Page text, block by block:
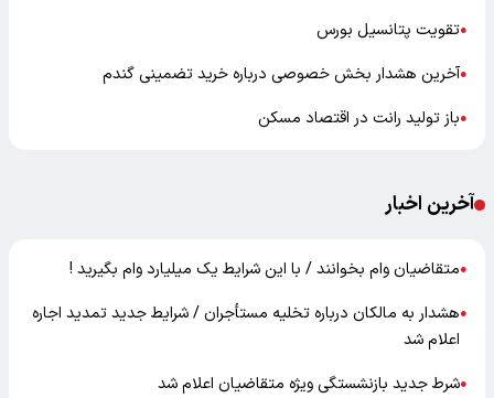
●تقویت پتانسیل بورس
●آخرین هشدار بخش خصوصی درباره خرید تضمینی گندم
●باز تولید رانت در اقتصاد مسکن
آخرین اخبار
●متقاضیان وام بخوانند / با این شرایط یک میلیارد وام بگیرید !
●هشدار به مالکان درباره تخلیه مستأجران / شرایط جدید تمدید اجاره
اعلام شد
●شرط جدید بازنشستگی ویژه متقاضیان اعلام شد